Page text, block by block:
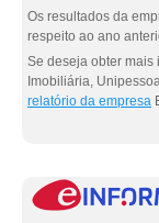
Os resultados da
respeito ao ano
Se deseja obter mais
Imobiliária,
relatório da empresa